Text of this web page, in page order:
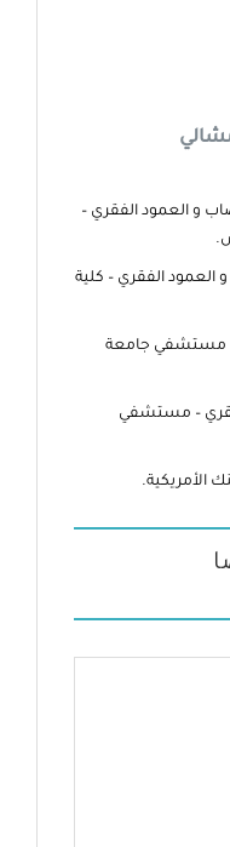
و العمود الفقري –
العمود الفقري – كلية
– مستشفي جامعة
– مستشفي
الأمريكية.